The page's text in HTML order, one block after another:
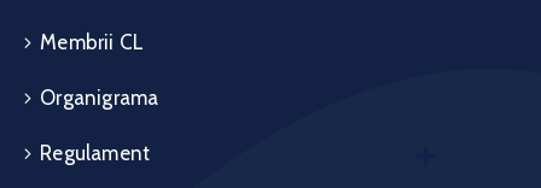
Membrii CL
Organigrama
Regulament